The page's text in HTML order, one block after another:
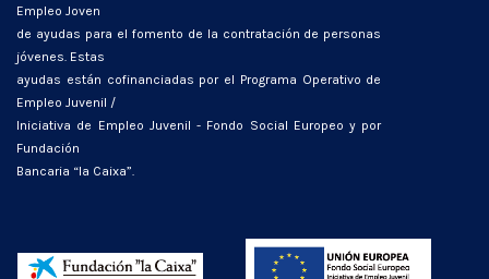
Empleo Joven
de ayudas para el fomento de la contratación de personas
jóvenes. Estas
ayudas están cofinanciadas por el Programa Operativo de
Empleo Juvenil /
Iniciativa de Empleo Juvenil - Fondo Social Europeo y por
Fundación
Bancaria “la Caixa”.